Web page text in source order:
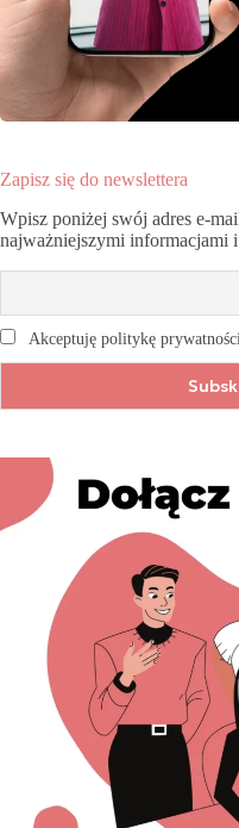
Zapisz się do newslettera
Wpisz poniżej swój adres e-
najważniejszymi informacjami i
Akceptuję politykę